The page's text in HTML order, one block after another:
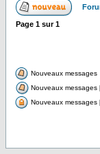
Page 1 sur1
Nouveaux messages
Nouveaux messages
Nouveaux messages